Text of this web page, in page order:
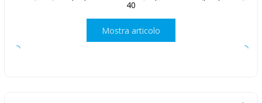
40
Mostra articolo